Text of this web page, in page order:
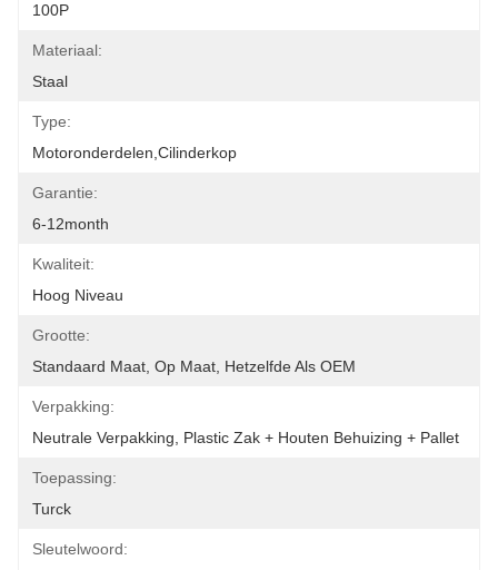
100P
Materiaal:
Staal
Type:
Motoronderdelen,cilinderkop
Garantie:
6-12month
Kwaliteit:
Hoog Niveau
Grootte:
Standaard Maat, Op Maat, Hetzelfde Als OEM
Verpakking:
Neutrale Verpakking, Plastic Zak + Houten Behuizing + Pallet
Toepassing:
Turck
Sleutelwoord: